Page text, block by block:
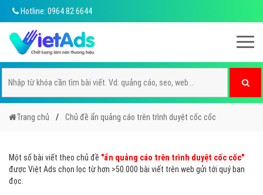
Hotline: 0964 82 6644
Trang chủ Chủ đề ẩn quảng cáo trên trình duyệt cốc cốc
Một số bài viết theo chủ đề "ẩn quảng cáo trên trình duyệt cốc cốc"
được Việt Ads chọn lọc từ hơn >50.000 bài viết trên web gửi tới quý bạn
đọc.